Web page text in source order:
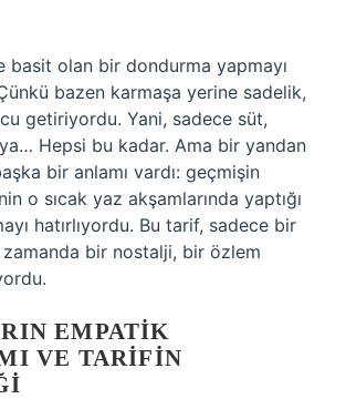
basit olan bir dondurma yapmayı
bazen karmaşa yerine sadelik,
getiriyordu. Yani, sadece süt,
Hepsi bu kadar. Ama bir yandan
bir anlamı vardı: geçmişin
o sıcak yaz akşamlarında yaptığı
hatırlıyordu. Bu tarif, sadece bir
bir nostalji, bir özlem
EMPATIK
VE TARIFIN